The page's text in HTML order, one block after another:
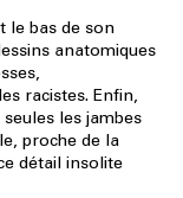
le bas de son
anatomiques
racistes. Enfin,
les jambes
proche de la
détail insolite